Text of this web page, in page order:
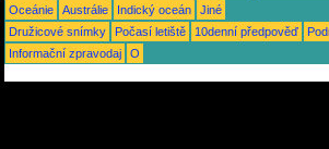
Oceánie
Austrálie Indický oceán
Jiné
Družicové snímky
Počasí letiště 10denní předpověď
Informační zpravodaj
O